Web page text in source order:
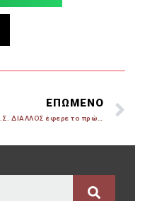
ΕΠΩΜΕΝΟ
Ο Α.Σ. ΔΙΑΛΛΟΣ έφερε το πρώτο χρυσό για την Ελλάδα στο Βαλκανικό Πρωτάθλημα!